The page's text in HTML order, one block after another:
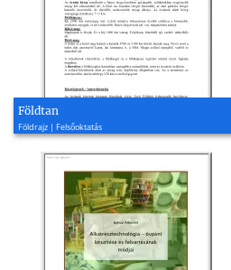
Földtan
Földrajz | Felsőoktatás